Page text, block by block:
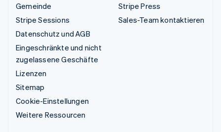
Gemeinde
Stripe Sessions
Datenschutz und AGB
Eingeschränkte und nicht
zugelassene Geschäfte
Lizenzen
Sitemap
Cookie-Einstellungen
Weitere Ressourcen
Stripe Press
Sales-Team kontaktieren